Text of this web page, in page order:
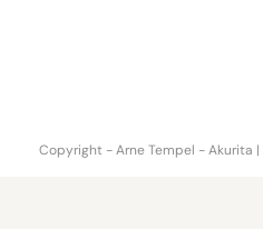
Copyright - Arne Tempel - Akurita |